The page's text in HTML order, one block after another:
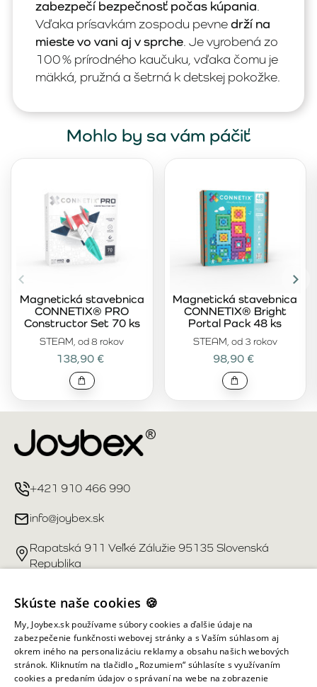
zabezpečí bezpečnosť počas kúpania.
Vďaka prísavkám zospodu pevnedrží na
mieste vo vani aj v sprche. Je vyrobená zo
100 % prírodného kaučuku, vďaka čomu je
mäkká, pružná a šetrná k detskej pokožke.
Mohlo by sa vám páčiť
STEAM, od 8 rokov
Magnetická stavebnica
CONNETIX® PRO
Constructor Set 70 ks
138,90 €
STEAM, od 3 rokov
Magnetická stavebnica
CONNETIX® Bright
Portal Pack 48 ks
98,90 €
+421 910 466 990
info@joybex.sk
Rapatská 911 Veľké Zálužie 95135 Slovenská
Republika
Užitočné odkazy
Účet
Informácie obchodu
Skúste naše cookies 🍪
My, Joybex.sk používame súbory cookies a ďalšie údaje na
zabezpečenie funkčnosti webovej stránky a s Vaším súhlasom aj
okrem iného na personalizáciu reklamy a obsahu našich webových
stránok. Kliknutím na tlačidlo „Rozumiem“ súhlasíte s využívaním
cookies a predaním údajov o správaní na webe na zobrazenie